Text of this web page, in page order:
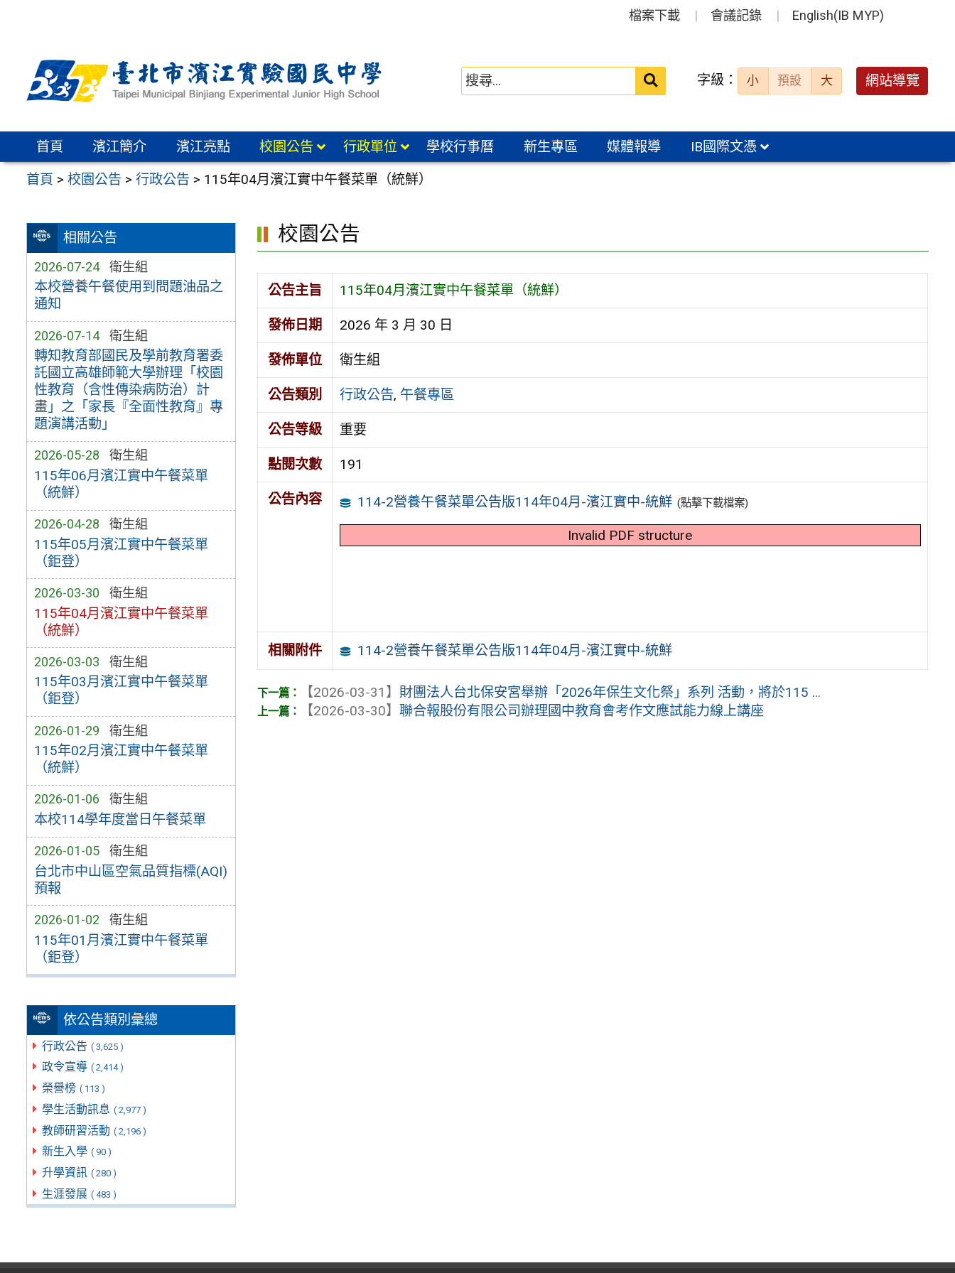
區
檔案下載 會議記錄 English(IB MYP)
送出 字級： 小 預設 大 網站導覽
首頁 濱江簡介 濱江亮點 校園公告 行政單位 學校行事曆 新生專區 媒體報導 IB國際文憑
首頁 >校園公告 >行政公告 > 115年04月濱江實中午餐菜單（統鮮）
相關公告
2026-07-24 衛生組
本校營養午餐使用到問題油品之
通知
2026-07-14 衛生組
轉知教育部國民及學前教育署委
託國立高雄師範大學辦理「校園
性教育（含性傳染病防治）計
畫」之「家長『全面性教育』專
題演講活動」
2026-05-28 衛生組
115年06月濱江實中午餐菜單
（統鮮）
2026-04-28 衛生組
115年05月濱江實中午餐菜單
（鉅登）
2026-03-30 衛生組
115年04月濱江實中午餐菜單
（統鮮）
2026-03-03 衛生組
115年03月濱江實中午餐菜單
（鉅登）
2026-01-29 衛生組
115年02月濱江實中午餐菜單
（統鮮）
2026-01-06 衛生組
本校114學年度當日午餐菜單
2026-01-05 衛生組
台北市中山區空氣品質指標(AQI)
預報
2026-01-02 衛生組
115年01月濱江實中午餐菜單
（鉅登）
依公告類別彙總
行政公告 ( 3,625 )
政令宣導 ( 2,414 )
榮譽榜 ( 113 )
學生活動訊息 ( 2,977 )
教師研習活動 ( 2,196 )
新生入學 ( 90 )
升學資訊 ( 280 )
生涯發展 ( 483 )
校園公告
公告主旨 115年04月濱江實中午餐菜單（統鮮）
發佈日期 2026 年 3 月 30 日
發佈單位 衛生組
公告類別 行政公告, 午餐專區
公告等級 重要
點閱次數 191
公告內容 114-2營養午餐菜單公告版114年04月-濱江實中-統鮮 (點擊下載檔案)
Invalid PDF structure
相關附件 114-2營養午餐菜單公告版114年04月-濱江實中-統鮮
【2026-03-31】 財團法人台北保安宮舉辦「2026年保生文化祭」系列 活動，將於115 ...
【2026-03-30】聯合報股份有限公司辦理國中教育會考作文應試能力線上講座